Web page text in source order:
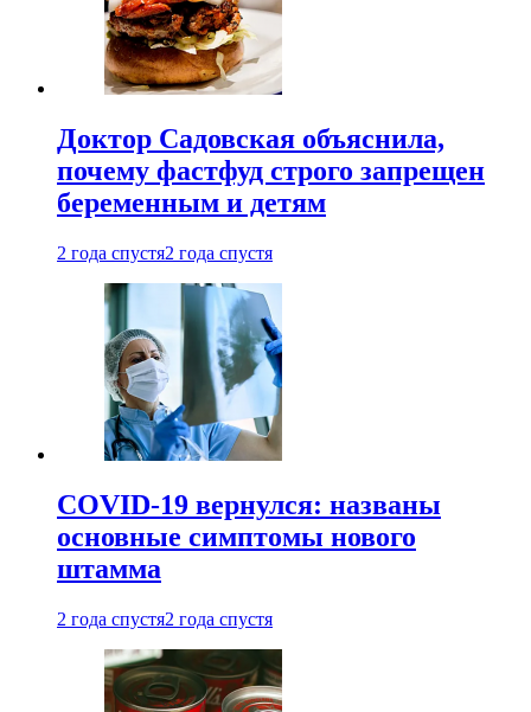
Доктор Садовская объяснила,
почему фастфуд строго запрещен
беременным и детям
2 года спустя2 года спустя
COVID-19 вернулся: названы
основные симптомы нового
штамма
2 года спустя2 года спустя